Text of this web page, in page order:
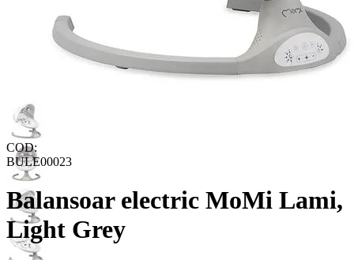
COD:
BULE00023
Balansoar electric MoMi Lami,
Light Grey